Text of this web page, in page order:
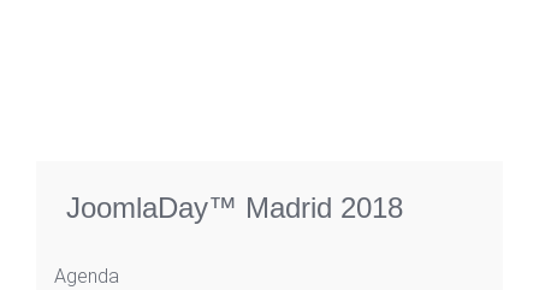
JoomlaDay™ Madrid 2018
Agenda